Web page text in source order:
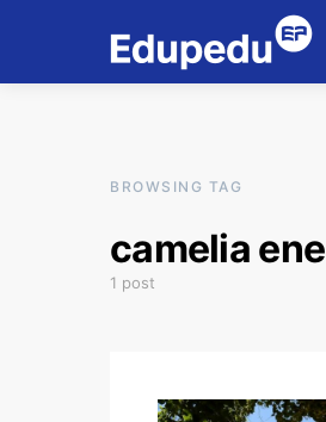
BROWSING TAG
camelia ene
1 post